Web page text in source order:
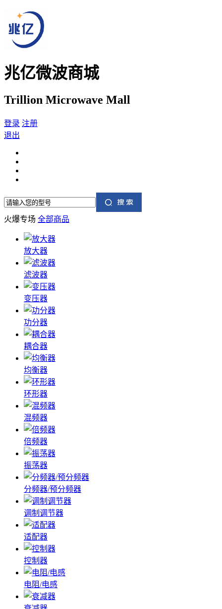
兆亿微波商城
Trillion Microwave Mall
登录 注册
退出
火爆专场 全部商品
放大器
滤波器
变压器
功分器
耦合器
均衡器
环形器
混频器
倍频器
振荡器
分频器/预分频器
调制调节器
适配器
控制器
电阻/电感